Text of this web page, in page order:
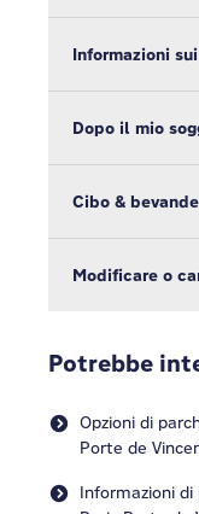
Informazioni
Dopo il mio
Cibo & bevande
Modificare o
Potrebbe
Opzioni di
Porte de
Informazioni